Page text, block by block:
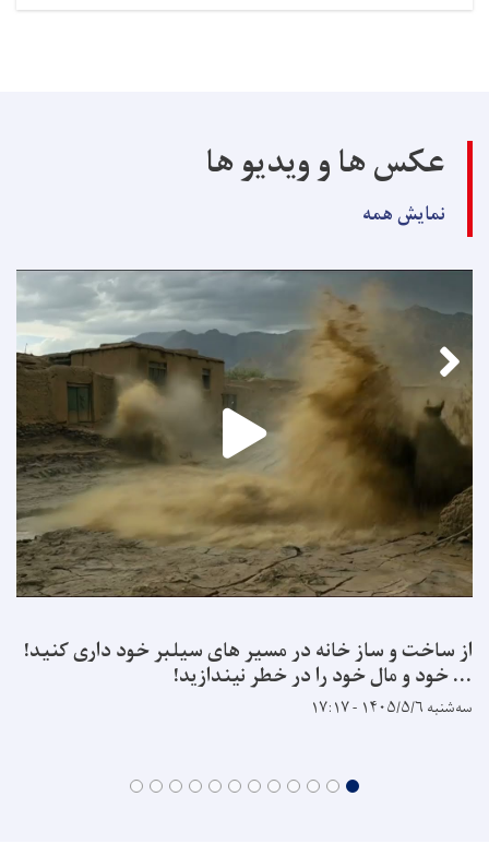
عکس ها و ویدیو ها
نمایش همه
از ساخت و ساز خانه در مسیر های سیلبر خود داری کنید!
... خود و مال خود را در خطر نیندازید!
سه‌شنبه ۱۴۰۵/۵/۶ - ۱۷:۱۷